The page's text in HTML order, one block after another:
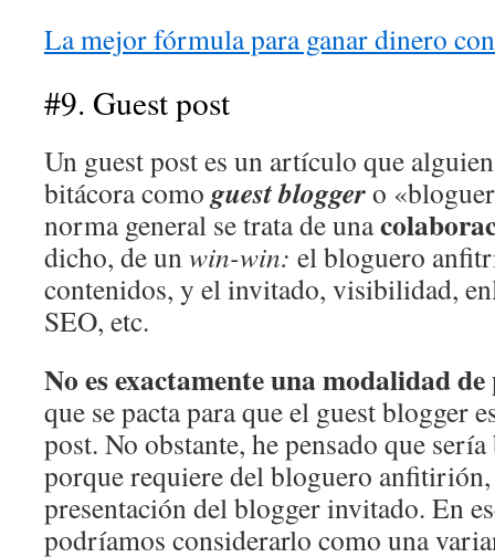
La mejor fórmula para ganar dinero
#9. Guest post
Un guest post es un artículo que
bitácora como guest bloggero
norma general se trata de una
dicho, de unwin-win: el bloguero
contenidos, y el invitado, visibilidad,
SEO, etc.
No es exactamente una modalidad de
que se pacta para que el guest blogger
post. No obstante, he pensado que
porque requiere del bloguero anfitirión,
presentación del blogger invitado. En
podríamos considerarlo como una